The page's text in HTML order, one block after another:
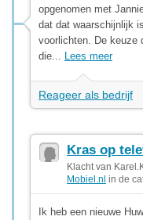
opgenomen met
dat dat waarschijnlijk
voorlichten. De keuze
die... Lees meer
Reageer als bedrijf
Kras op
Klacht van
Mobiel.nl in de
Ik heb een nieuwe